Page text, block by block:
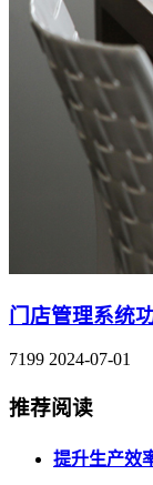
门店管理系统
7199 2024-07-01
推荐阅读
提升生产效